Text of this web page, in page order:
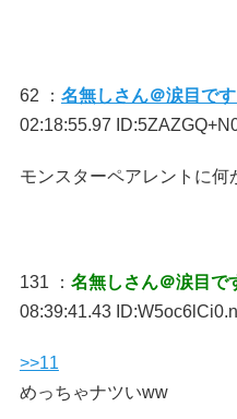
62 ： 名無しさん＠涙目です
02:18:55.97
モンスターペアレントに何
131 ： 名無しさん＠涙目で
08:39:41.43
>>11
めっちゃナツいww